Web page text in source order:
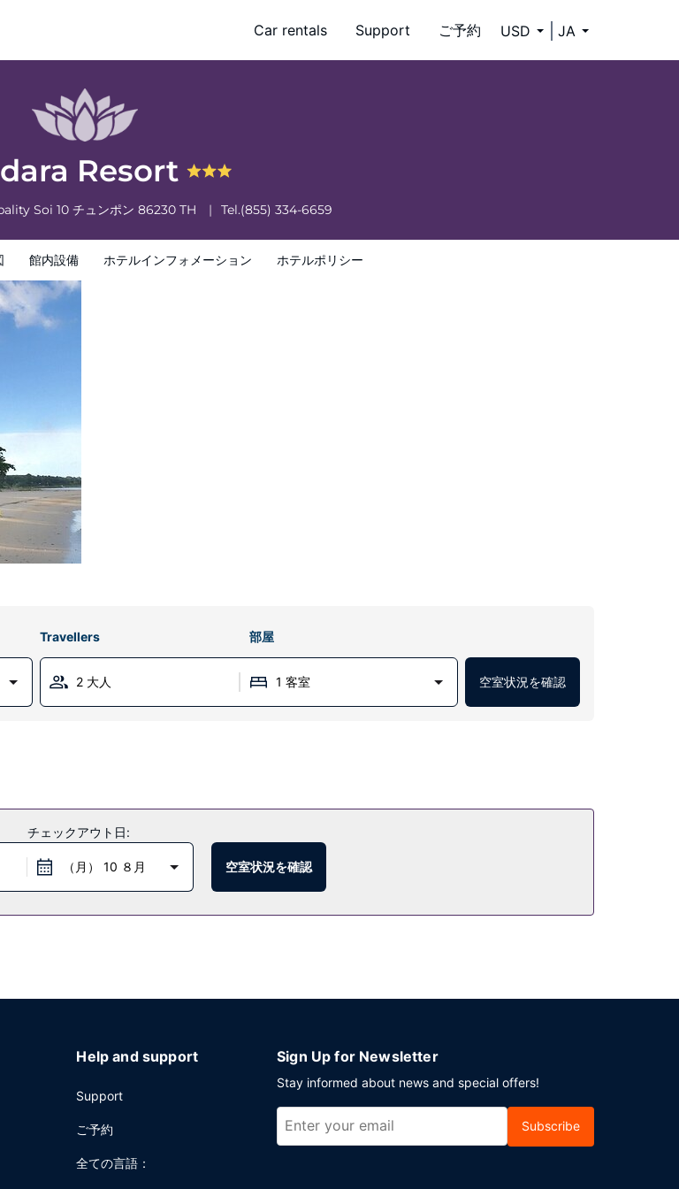
Car rentals Support ご予約 USD JA
Resort
Soi 10 チュンポン 86230 TH Tel.(855) 334-6659
館内設備 ホテルインフォメーション ホテルポリシー
Travellers 部屋
2 大人 1 客室 空室状況を確認
チェックアウト日:
（月） 10 ８月 空室状況を確認
Help and support
Support
ご予約
全ての言語：
Sign Up for Newsletter
Stay informed about news and special offers!
Subscribe